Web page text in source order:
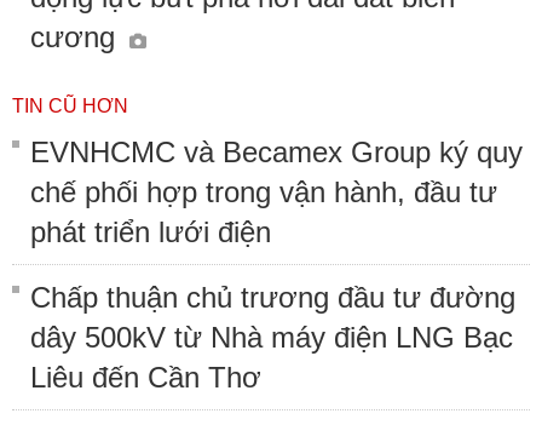
cương
TIN CŨ HƠN
EVNHCMC và Becamex Group ký quy
chế phối hợp trong vận hành, đầu tư
phát triển lưới điện
Chấp thuận chủ trương đầu tư đường
dây 500kV từ Nhà máy điện LNG Bạc
Liêu đến Cần Thơ